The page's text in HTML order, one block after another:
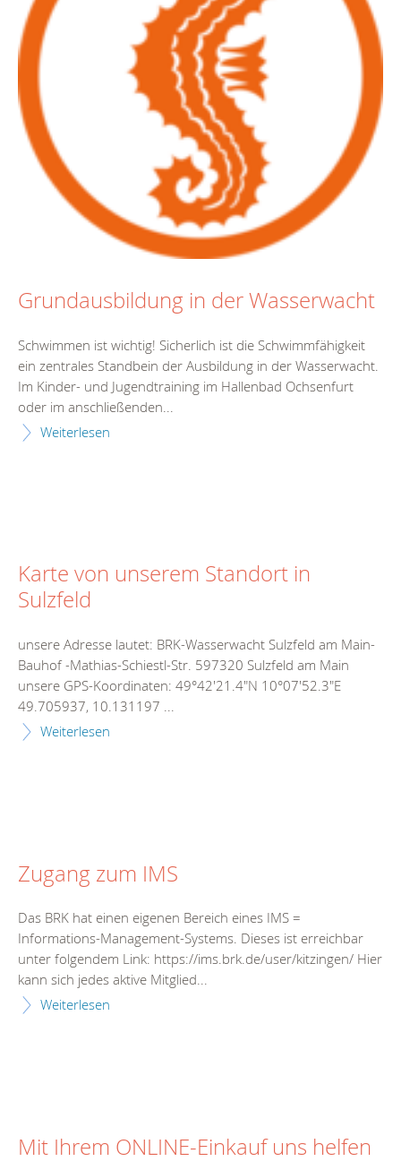
Grundausbildung in der Wasserwacht
Schwimmen ist wichtig! Sicherlich ist die Schwimmfähigkeit
ein zentrales Standbein der Ausbildung in der Wasserwacht.
Im Kinder- und Jugendtraining im Hallenbad Ochsenfurt
oder im anschließenden...
Weiterlesen
Karte von unserem Standort in
Sulzfeld
unsere Adresse lautet: BRK-Wasserwacht Sulzfeld am Main-
Bauhof -Mathias-Schiestl-Str. 597320 Sulzfeld am Main
unsere GPS-Koordinaten: 49°42'21.4"N 10°07'52.3"E
49.705937, 10.131197 ...
Weiterlesen
Zugang zum IMS
Das BRK hat einen eigenen Bereich eines IMS =
Informations-Management-Systems. Dieses ist erreichbar
unter folgendem Link: https://ims.brk.de/user/kitzingen/ Hier
kann sich jedes aktive Mitglied...
Weiterlesen
Mit Ihrem ONLINE-Einkauf uns helfen